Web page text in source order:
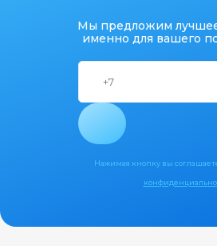
Мы предложим
именно для вашего
Нажимая кнопку вы